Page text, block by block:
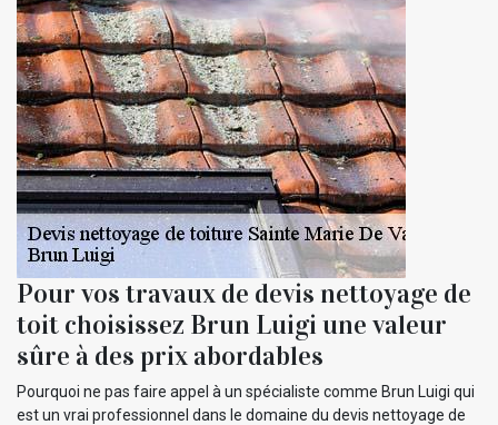
Pour vos travaux de devis nettoyage de
toit choisissez Brun Luigi une valeur
sûre à des prix abordables
Pourquoi ne pas faire appel à un spécialiste comme Brun Luigi qui
est un vrai professionnel dans le domaine du devis nettoyage de